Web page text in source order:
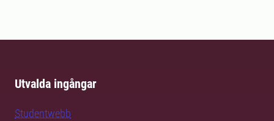
Utvalda ingångar
Studentwebb